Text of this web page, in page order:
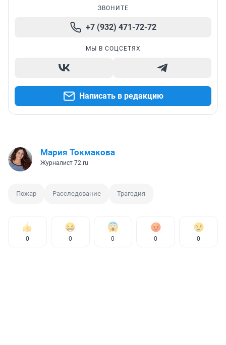
ЗВОНИТЕ
+7 (932) 471-72-72
МЫ В СОЦСЕТЯХ
Написать в редакцию
Мария Токмакова
Журналист 72.ru
Пожар Расследование Трагедия
0 0 0 0 0